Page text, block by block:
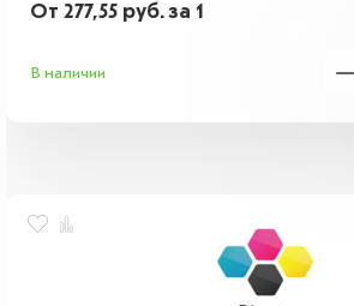
От 277,55 руб.за 1
В наличии